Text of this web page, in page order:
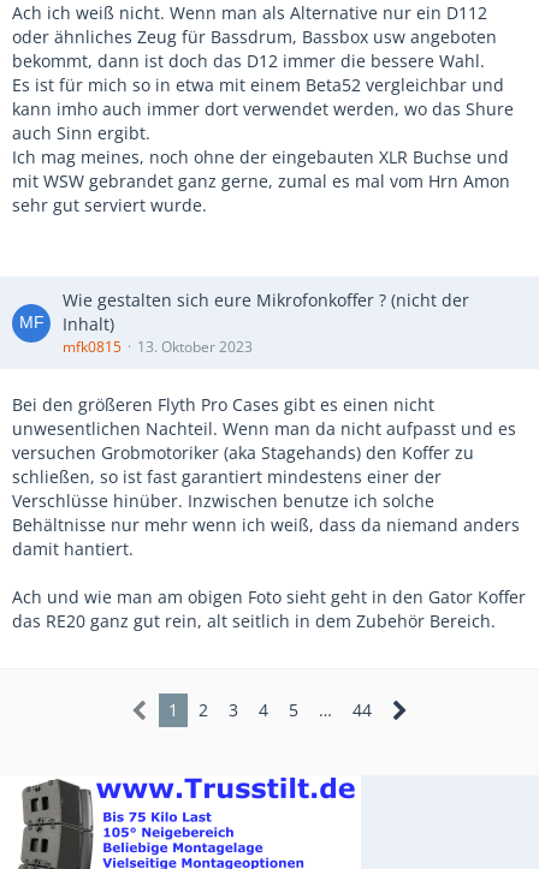
Ach ich weiß nicht. Wenn man als Alternative nur ein D112
oder ähnliches Zeug für Bassdrum, Bassbox usw angeboten
bekommt, dann ist doch das D12 immer die bessere Wahl.
Es ist für mich so in etwa mit einem Beta52 vergleichbar und
kann imho auch immer dort verwendet werden, wo das Shure
auch Sinn ergibt.
Ich mag meines, noch ohne der eingebauten XLR Buchse und
mit WSW gebrandet ganz gerne, zumal es mal vom Hrn Amon
sehr gut serviert wurde.
Wie gestalten sich eure Mikrofonkoffer ? (nicht der
Inhalt)
mfk0815 13. Oktober 2023
Bei den größeren Flyth Pro Cases gibt es einen nicht
unwesentlichen Nachteil. Wenn man da nicht aufpasst und es
versuchen Grobmotoriker (aka Stagehands) den Koffer zu
schließen, so ist fast garantiert mindestens einer der
Verschlüsse hinüber. Inzwischen benutze ich solche
Behältnisse nur mehr wenn ich weiß, dass da niemand anders
damit hantiert.
Ach und wie man am obigen Foto sieht geht in den Gator Koffer
das RE20 ganz gut rein, alt seitlich in dem Zubehör Bereich.
1 2 3 4 5 … 44